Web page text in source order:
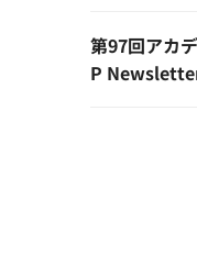
第97回アカ
P